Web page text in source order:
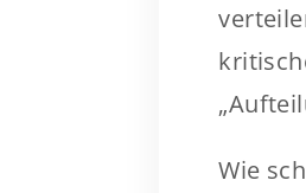
Wie